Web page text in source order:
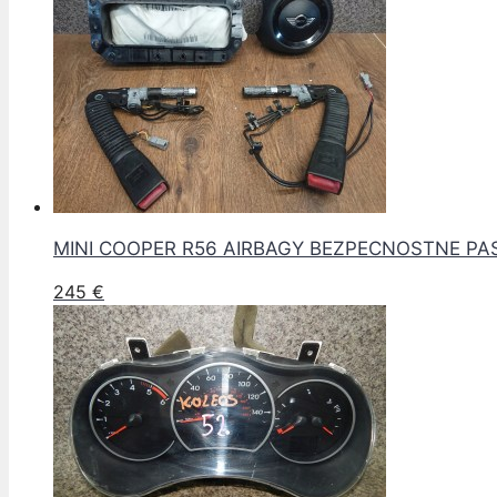
MINI COOPER R56 AIRBAGY BEZPECNOSTNE
245 €